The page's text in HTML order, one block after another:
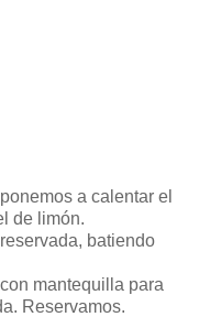
a calentar el
de limón.
batiendo
mantequilla para
Reservamos.